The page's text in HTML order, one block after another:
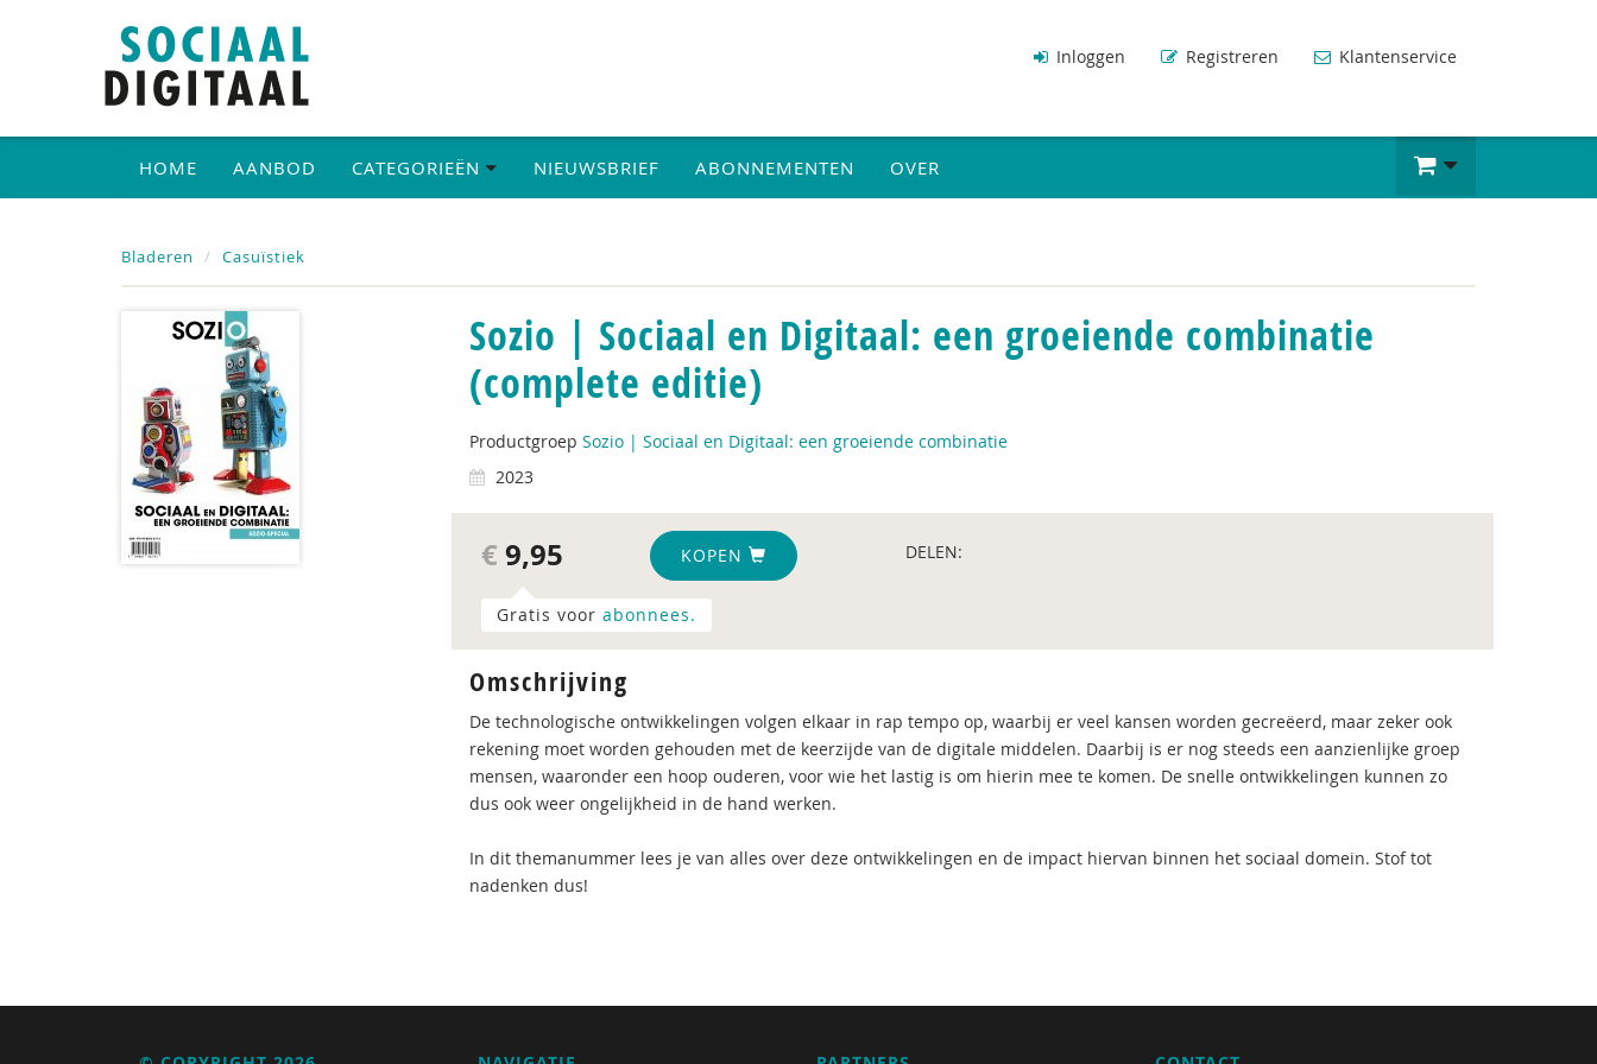
Inloggen Registreren Klantenservice
HOME AANBOD CATEGORIEËN NIEUWSBRIEF ABONNEMENTEN OVER
Bladeren Casuïstiek
Sozio | Sociaal en Digitaal: een groeiende combinatie
(complete editie)
Productgroep Sozio | Sociaal en Digitaal: een groeiende combinatie
2023
€ 9,95 KOPEN DELEN:
Gratis voor abonnees.
Omschrijving
De technologische ontwikkelingen volgen elkaar in rap tempo op, waarbij er veel kansen worden gecreëerd, maar zeker ook
rekening moet worden gehouden met de keerzijde van de digitale middelen. Daarbij is er nog steeds een aanzienlijke groep
mensen, waaronder een hoop ouderen, voor wie het lastig is om hierin mee te komen. De snelle ontwikkelingen kunnen zo
dus ook weer ongelijkheid in de hand werken.
In dit themanummer lees je van alles over deze ontwikkelingen en de impact hiervan binnen het sociaal domein. Stof tot
nadenken dus!